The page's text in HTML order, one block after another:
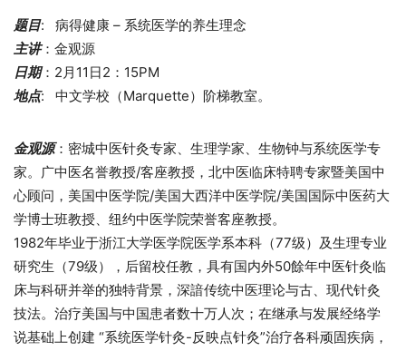
题目: 病得健康 – 系统医学的养生理念
主讲：金观源
日期：2月11日2：15PM
地点: 中文学校（Marquette）阶梯教室。
金观源：密城中医针灸专家、生理学家、生物钟与系统医学专
家。广中医名誉教授/客座教授，北中医临床特聘专家暨美国中
心顾问，美国中医学院/美国大西洋中医学院/美国国际中医药大
学博士班教授、纽约中医学院荣誉客座教授。
1982年毕业于浙江大学医学院医学系本科（77级）及生理专业
研究生（79级），后留校任教，具有国内外50餘年中医针灸临
床与科研并举的独特背景，深諳传统中医理论与古、现代针灸
技法。治疗美国与中国患者数十万人次；在继承与发展经络学
说基础上创建 “系统医学针灸-反映点针灸”治疗各科顽固疾病，